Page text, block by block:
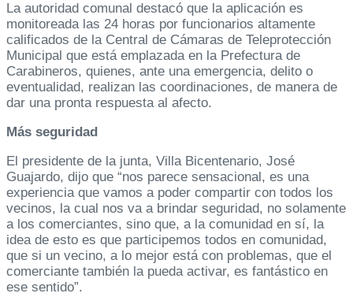
La autoridad comunal destacó que la aplicación es
monitoreada las 24 horas por funcionarios altamente
calificados de la Central de Cámaras de Teleprotección
Municipal que está emplazada en la Prefectura de
Carabineros, quienes, ante una emergencia, delito o
eventualidad, realizan las coordinaciones, de manera de
dar una pronta respuesta al afecto.
Más seguridad
El presidente de la junta, Villa Bicentenario, José
Guajardo, dijo que “nos parece sensacional, es una
experiencia que vamos a poder compartir con todos los
vecinos, la cual nos va a brindar seguridad, no solamente
a los comerciantes, sino que, a la comunidad en sí, la
idea de esto es que participemos todos en comunidad,
que si un vecino, a lo mejor está con problemas, que el
comerciante también la pueda activar, es fantástico en
ese sentido”.